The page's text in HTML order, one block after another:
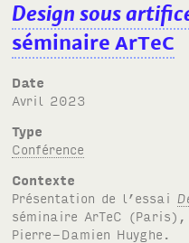
Design sous
séminaireArTeC
Date
avril 2023
Type
Conférence
Contexte
Présentation de l’essai
séminaire ArTeC (Paris),
Pierre-Damien Huyghe.